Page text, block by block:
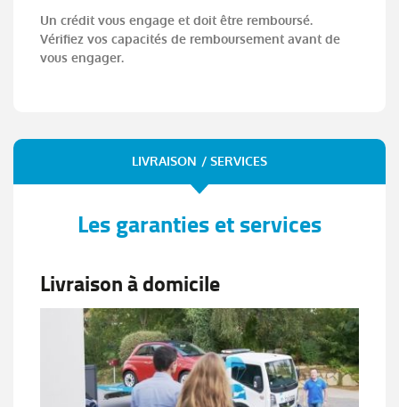
Un crédit vous engage et doit être remboursé.
Vérifiez vos capacités de remboursement avant de
vous engager.
LIVRAISON / SERVICES
Les garanties et services
Livraison à domicile